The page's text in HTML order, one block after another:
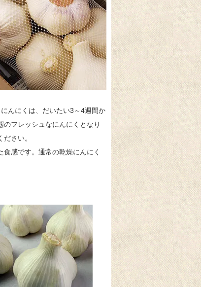
んにくは、だいたい3～4週間か
フレッシュなにんにくとなり
さい。
感です。通常の乾燥にんにく